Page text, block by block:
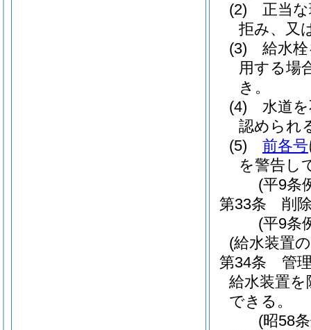
(2)
正当
拒み、又
(3)
給水
用する場
き。
(4)
水道
認められ
(5)
前各号
を警告し
(平9条
第33条
削
(平9条
(給水装置
第34条
管
給水装置
できる。
(昭58